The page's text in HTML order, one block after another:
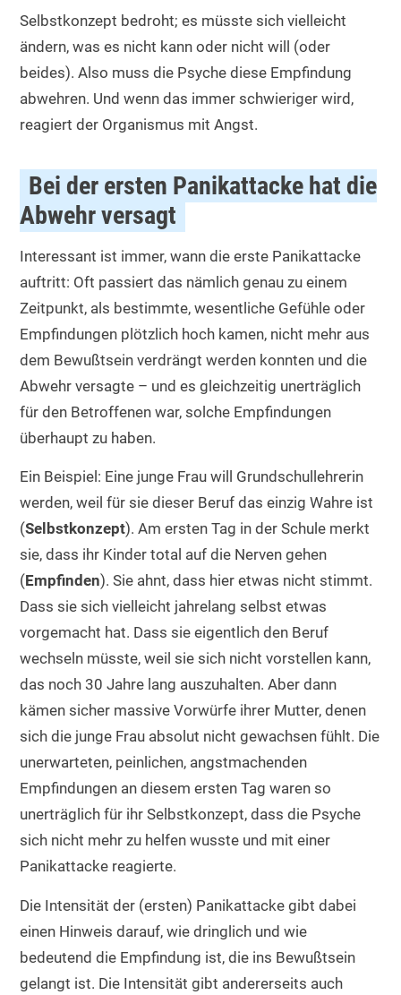
Selbstkonzept bedroht; es müsste sich vielleicht
ändern, was es nicht kann oder nicht will (oder
beides). Also muss die Psyche diese Empfindung
abwehren. Und wenn das immer schwieriger wird,
reagiert der Organismus mit Angst.
Bei der ersten Panikattacke hat die
Abwehr versagt
Interessant ist immer, wann die erste Panikattacke
auftritt: Oft passiert das nämlich genau zu einem
Zeitpunkt, als bestimmte, wesentliche Gefühle oder
Empfindungen plötzlich hoch kamen, nicht mehr aus
dem Bewußtsein verdrängt werden konnten und die
Abwehr versagte – und es gleichzeitig unerträglich
für den Betroffenen war, solche Empfindungen
überhaupt zu haben.
Ein Beispiel: Eine junge Frau will Grundschullehrerin
werden, weil für sie dieser Beruf das einzig Wahre ist
(Selbstkonzept). Am ersten Tag in der Schule merkt
sie, dass ihr Kinder total auf die Nerven gehen
(Empfinden). Sie ahnt, dass hier etwas nicht stimmt.
Dass sie sich vielleicht jahrelang selbst etwas
vorgemacht hat. Dass sie eigentlich den Beruf
wechseln müsste, weil sie sich nicht vorstellen kann,
das noch 30 Jahre lang auszuhalten. Aber dann
kämen sicher massive Vorwürfe ihrer Mutter, denen
sich die junge Frau absolut nicht gewachsen fühlt. Die
unerwarteten, peinlichen, angstmachenden
Empfindungen an diesem ersten Tag waren so
unerträglich für ihr Selbstkonzept, dass die Psyche
sich nicht mehr zu helfen wusste und mit einer
Panikattacke reagierte.
Die Intensität der (ersten) Panikattacke gibt dabei
einen Hinweis darauf, wie dringlich und wie
bedeutend die Empfindung ist, die ins Bewußtsein
gelangt ist. Die Intensität gibt andererseits auch